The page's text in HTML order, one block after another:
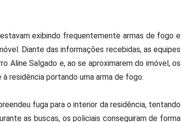
exibindo frequentemente armas de fogo e
Diante das informações recebidas, as equipes
Aline Salgado e, ao se aproximarem do imóvel, os
residência portando uma arma de fogo.
fuga para o interior da residência, tentando
as buscas, os policiais conseguiram de forma